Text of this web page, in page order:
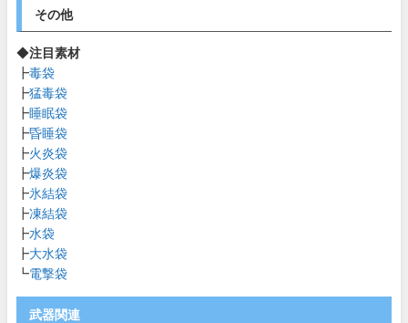
その他
◆注目素材
┣毒袋
┣猛毒袋
┣睡眠袋
┣昏睡袋
┣火炎袋
┣爆炎袋
┣氷結袋
┣凍結袋
┣水袋
┣大水袋
┗電撃袋
武器関連